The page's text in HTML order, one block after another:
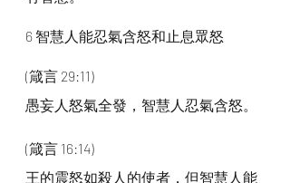
6 智慧人能忍氣含怒和止息眾怒
(箴言 29:11)
愚妄人怒氣全發，智慧人忍氣含怒。
(箴言 16:14)
王的震怒如殺人的使者，但智慧人能